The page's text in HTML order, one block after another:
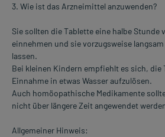
3. Wie ist das Arzneimittel anzuwenden?
Sie sollten die Tablette eine halbe Stunde
einnehmen und sie vorzugsweise
lassen.
Bei kleinen Kindern empfiehlt es sich, die
Einnahme in etwas Wasser aufzulösen.
Auch homöopathische Medikamente
nicht über längere Zeit angewendet
Allgemeiner Hinweis: